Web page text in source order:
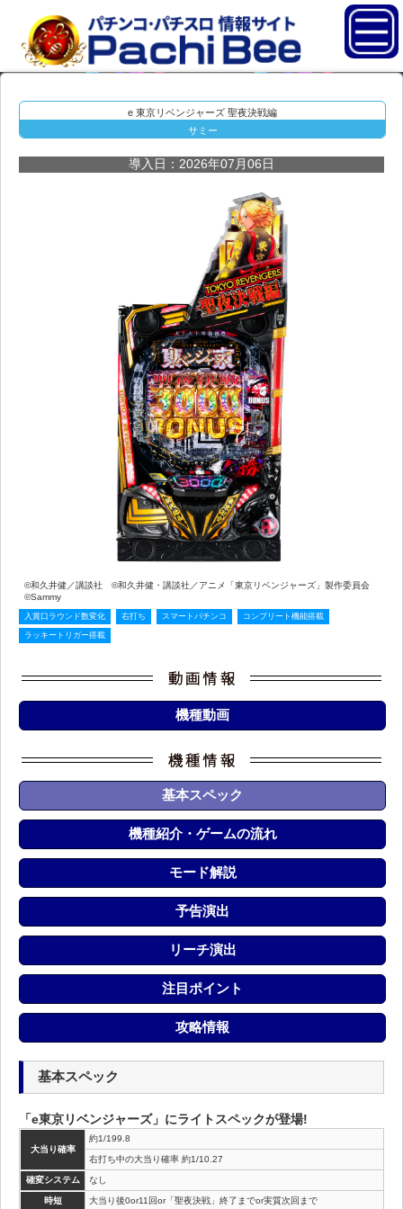
e 東京リベンジャーズ 聖夜決戦編
サミー
導入日：2026年07月06日
©和久井健／講談社 ©和久井健・講談社／アニメ「東京リベンジャーズ」製作委員会
©Sammy
入賞口ラウンド数変化 右打ち スマートパチンコ コンプリート機能搭載
ラッキートリガー搭載
機種動画
基本スペック
機種紹介・ゲームの流れ
モード解説
予告演出
リーチ演出
注目ポイント
攻略情報
基本スペック
「e東京リベンジャーズ」にライトスペックが登場!
大当り確率
約1/199.8
右打ち中の大当り確率 約1/10.27
確変システム なし
時短 大当り後0or11回or「聖夜決戦」終了までor実質次回まで